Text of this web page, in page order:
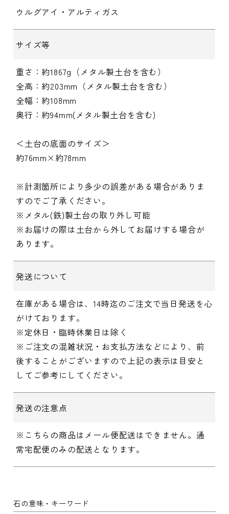
ウルグアイ・アルティガス
サイズ等
重さ：約1867g（メタル製土台を含む）
全高：約203mm（メタル製土台を含む）
全幅：約108mm
奥行：約94mm(メタル製土台を含む)
＜土台の底面のサイズ＞
約76mm×約78mm
※計測箇所により多少の誤差がある場合がありま
すのでご了承ください。
※メタル(鉄)製土台の取り外し可能
※お届けの際は土台から外してお届けする場合が
あります。
発送について
在庫がある場合は、14時迄のご注文で当日発送を心
がけております。
※定休日・臨時休業日は除く
※ご注文の混雑状況・お支払方法などにより、前
後することがございますので上記の表示は目安と
してご参考にしてください。
発送の注意点
※こちらの商品はメール便配送はできません。通
常宅配便のみの配送となります。
石の意味・キーワード